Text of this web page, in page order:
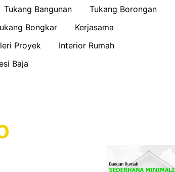
Tukang Bangunan
Tukang Borongan
Bongkar
Kerjasama
Proyek
Interior Rumah
Baja